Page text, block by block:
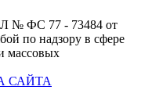
№ ФС 77 - 73484 от
по надзору в сфере
массовых
САЙТА